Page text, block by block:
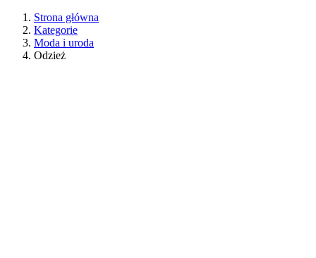
Strona główna
Kategorie
Moda i uroda
Odzież